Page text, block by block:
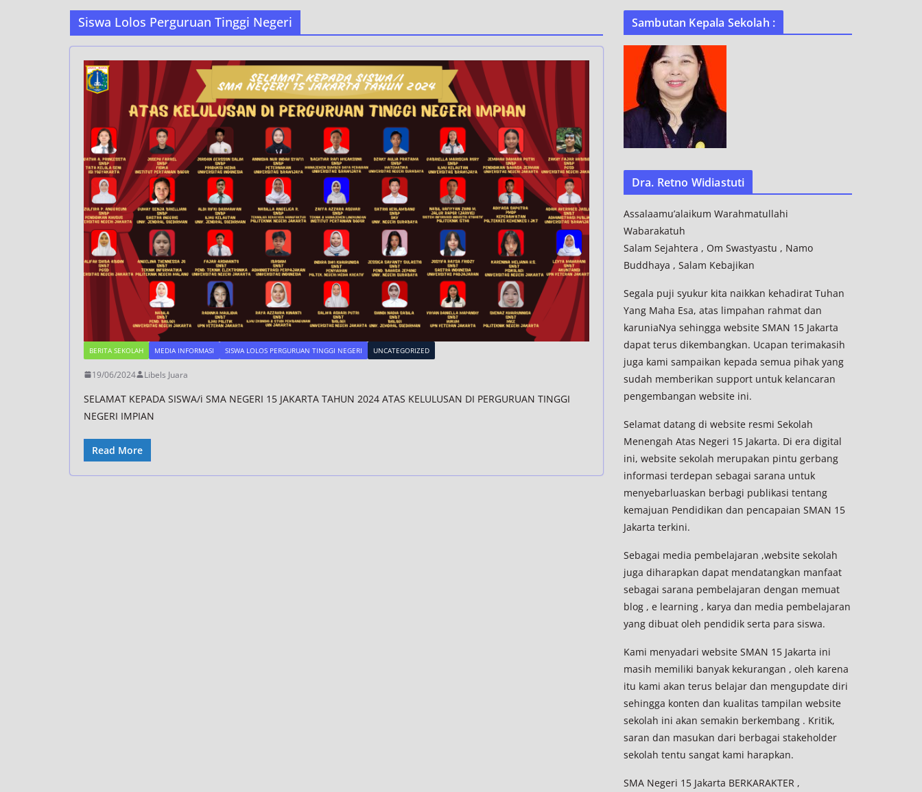
Siswa Lolos Perguruan Tinggi Negeri
BERITA SEKOLAH MEDIA INFORMASI SISWA LOLOS PERGURUAN TINGGI NEGERI UNCATEGORIZED
19/06/2024 Libels Juara
SELAMAT KEPADA SISWA/i SMA NEGERI 15 JAKARTA TAHUN 2024 ATAS KELULUSAN DI PERGURUAN TINGGI
NEGERI IMPIAN
Read More
Sambutan Kepala Sekolah :
Dra. Retno Widiastuti
Assalaamu’alaikum Warahmatullahi
Wabarakatuh
Salam Sejahtera , Om Swastyastu , Namo
Buddhaya , Salam Kebajikan
Segala puji syukur kita naikkan kehadirat Tuhan
Yang Maha Esa, atas limpahan rahmat dan
karuniaNya sehingga website SMAN 15 Jakarta
dapat terus dikembangkan. Ucapan terimakasih
juga kami sampaikan kepada semua pihak yang
sudah memberikan support untuk kelancaran
pengembangan website ini.
Selamat datang di website resmi Sekolah
Menengah Atas Negeri 15 Jakarta. Di era digital
ini, website sekolah merupakan pintu gerbang
informasi terdepan sebagai sarana untuk
menyebarluaskan berbagi publikasi tentang
kemajuan Pendidikan dan pencapaian SMAN 15
Jakarta terkini.
Sebagai media pembelajaran ,website sekolah
juga diharapkan dapat mendatangkan manfaat
sebagai sarana pembelajaran dengan memuat
blog , e learning , karya dan media pembelajaran
yang dibuat oleh pendidik serta para siswa.
Kami menyadari website SMAN 15 Jakarta ini
masih memiliki banyak kekurangan , oleh karena
itu kami akan terus belajar dan mengupdate diri
sehingga konten dan kualitas tampilan website
sekolah ini akan semakin berkembang . Kritik,
saran dan masukan dari berbagai stakeholder
sekolah tentu sangat kami harapkan.
SMA Negeri 15 Jakarta BERKARAKTER ,